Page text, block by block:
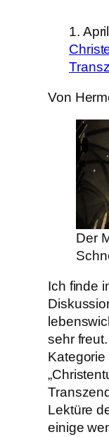
1.
Von
Der
Ich finde
sehr
Lektüre
einige